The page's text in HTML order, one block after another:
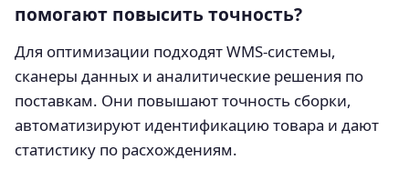
помогают повысить точность?
Для оптимизации подходят WMS‑системы,
сканеры данных и аналитические решения по
поставкам. Они повышают точность сборки,
автоматизируют идентификацию товара и дают
статистику по расхождениям.